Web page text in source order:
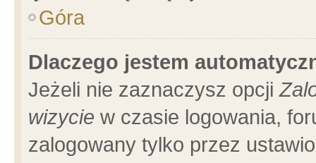
Góra
Dlaczego jestem
Jeżeli nie zaznaczysz opcji
wizycie w czasie logowania,
zalogowany tylko przez